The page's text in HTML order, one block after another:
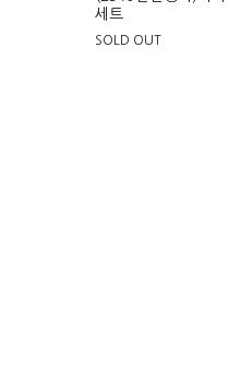
세트
SOLD OUT